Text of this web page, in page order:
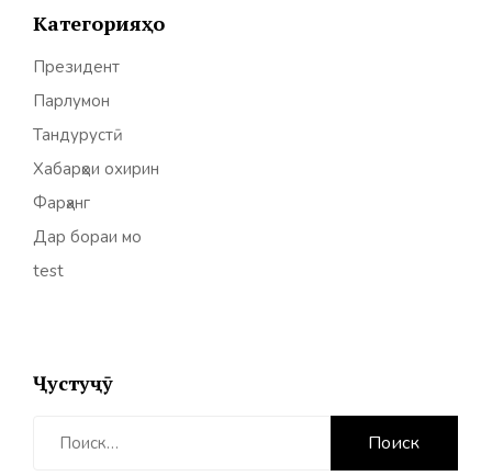
Категорияҳо
Президент
Парлумон
Тандурустӣ
Хабарҳои охирин
Фарҳанг
Дар бораи мо
test
Ҷустуҷӯ